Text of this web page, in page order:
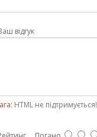
відгук
HTML не підтримується!